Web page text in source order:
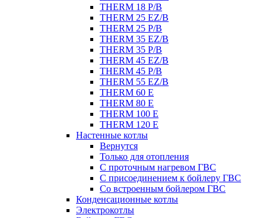
THERM 18 P/B
THERM 25 EZ/B
THERM 25 P/B
THERM 35 EZ/B
THERM 35 P/B
THERM 45 EZ/B
THERM 45 P/B
THERM 55 EZ/B
THERM 60 E
THERM 80 E
THERM 100 E
THERM 120 E
Настенные котлы
Вернутся
Только для отопления
С проточным нагревом ГВС
С присоединением к бойлеру ГВС
Со встроенным бойлером ГВС
Конденсационные котлы
Электрокотлы